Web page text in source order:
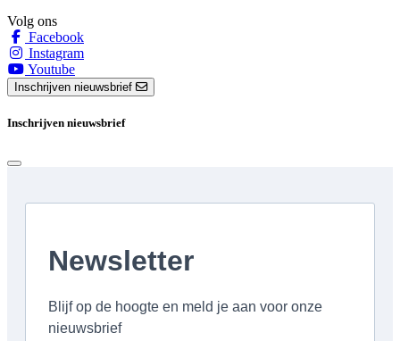
Volg ons
Facebook
Instagram
Youtube
Inschrijven nieuwsbrief
Inschrijven nieuwsbrief